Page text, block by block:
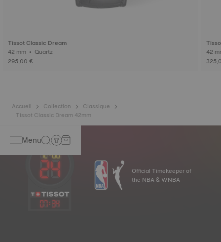
Tissot Classic Dream
42 mm • Quartz
295,00 €
Accueil Collection
Classique
Tissot Classic Dream 42mm
Menu
07: 34
Official Timekeeper of
the NBA & WNBA